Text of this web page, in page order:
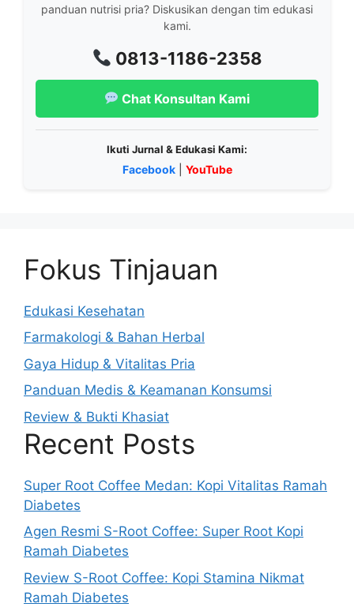
panduan nutrisi pria? Diskusikan dengan tim edukasi
kami.
0813-1186-2358
Chat Konsultan Kami
Ikuti Jurnal & Edukasi Kami:
Facebook| YouTube
Fokus Tinjauan
Edukasi Kesehatan
Farmakologi & Bahan Herbal
Gaya Hidup & Vitalitas Pria
Panduan Medis & Keamanan Konsumsi
Review & Bukti Khasiat
Recent Posts
Super Root Coffee Medan: Kopi Vitalitas Ramah
Diabetes
Agen Resmi S-Root Coffee: Super Root Kopi
Ramah Diabetes
Review S-Root Coffee: Kopi Stamina Nikmat
Ramah Diabetes